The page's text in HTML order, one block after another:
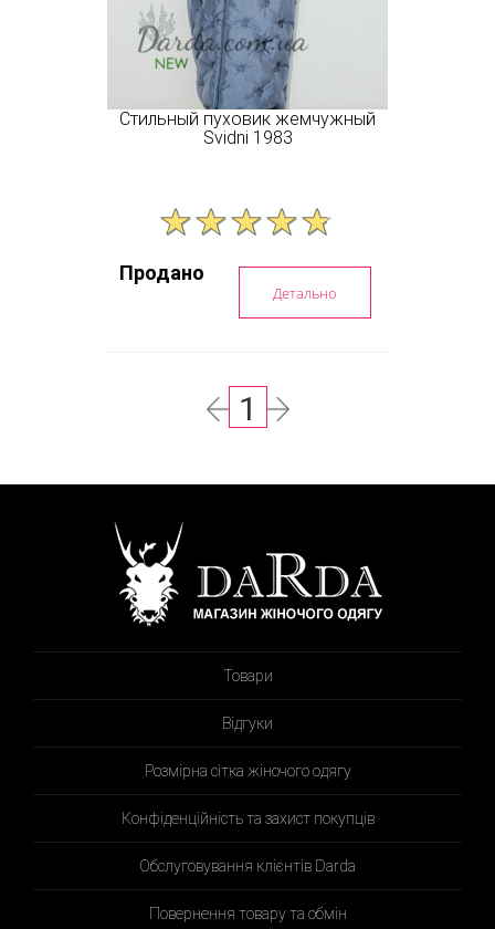
Стильный пуховик жемчужный
Svidni 1983
Продано
Детально
1
Товари
Відгуки
Розмірна сітка жіночого одягу
Конфіденційність та захист покупців
Обслуговування клієнтів Darda
Повернення товару та обмін